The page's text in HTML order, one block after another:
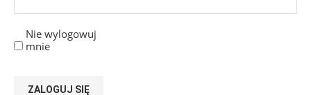
Nie wylogowuj
mnie
ZALOGUJ SIĘ